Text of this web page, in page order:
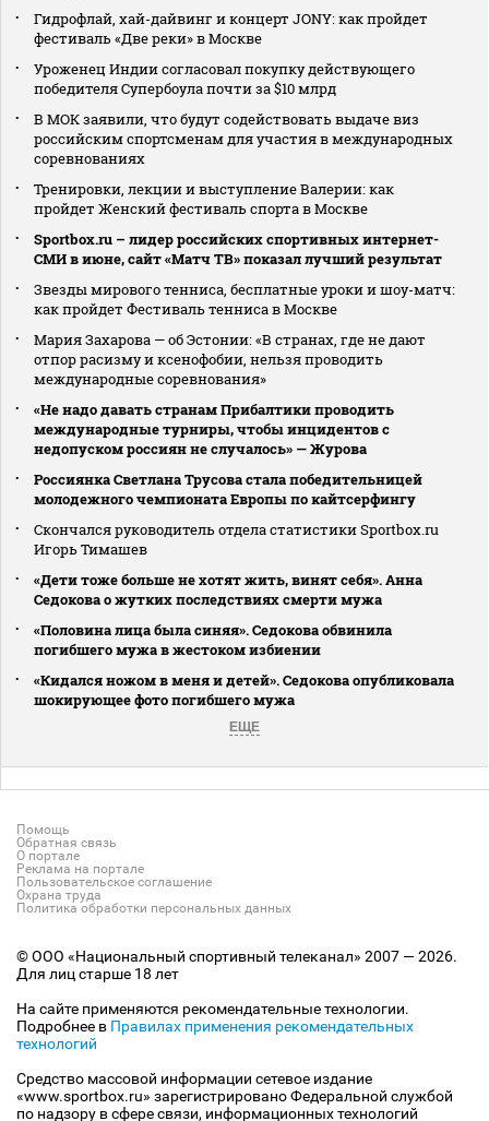
Гидрофлай, хай-дайвинг и концерт JONY: как пройдет
фестиваль «Две реки» в Москве
Уроженец Индии согласовал покупку действующего
победителя Супербоула почти за $10 млрд
В МОК заявили, что будут содействовать выдаче виз
российским спортсменам для участия в международных
соревнованиях
Тренировки, лекции и выступление Валерии: как
пройдет Женский фестиваль спорта в Москве
Sportbox.ru – лидер российских спортивных интернет-
СМИ в июне, сайт «Матч ТВ» показал лучший результат
Звезды мирового тенниса, бесплатные уроки и шоу-матч:
как пройдет Фестиваль тенниса в Москве
Мария Захарова — об Эстонии: «В странах, где не дают
отпор расизму и ксенофобии, нельзя проводить
международные соревнования»
«Не надо давать странам Прибалтики проводить
международные турниры, чтобы инцидентов с
недопуском россиян не случалось» — Журова
Россиянка Светлана Трусова стала победительницей
молодежного чемпионата Европы по кайтсерфингу
Скончался руководитель отдела статистики Sportbox.ru
Игорь Тимашев
«Дети тоже больше не хотят жить, винят себя». Анна
Седокова о жутких последствиях смерти мужа
«Половина лица была синяя». Седокова обвинила
погибшего мужа в жестоком избиении
«Кидался ножом в меня и детей». Седокова опубликовала
шокирующее фото погибшего мужа
ЕЩЕ
Помощь
Обратная связь
О портале
Реклама на портале
Пользовательское соглашение
Охрана труда
Политика обработки персональных данных
© ООО «Национальный спортивный телеканал» 2007 — 2026.
Для лиц старше 18 лет
На сайте применяются рекомендательные технологии.
Подробнее в Правилах применения рекомендательных
технологий
Средство массовой информации сетевое издание
«www.sportbox.ru» зарегистрировано Федеральной службой
по надзору в сфере связи, информационных технологий